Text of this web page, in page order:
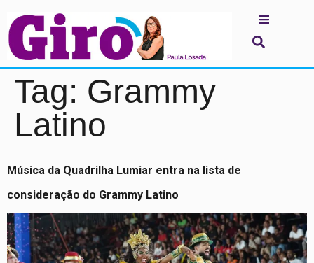
Tag: Grammy
Latino
Música da Quadrilha Lumiar entra na lista de
consideração do Grammy Latino